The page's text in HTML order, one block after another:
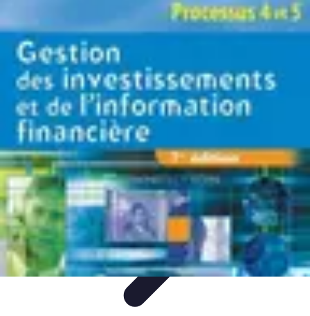
Méthodes de Formation
Conception de formationFormation sur
mesureFormation et MéthodologiesOptimisation du Training
Training Pro